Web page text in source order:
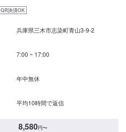
QR決済OK
兵庫県三木市志染町青山3-9-2
7:00 ~ 17:00
年中無休
平均10時間で返信
8,580円〜